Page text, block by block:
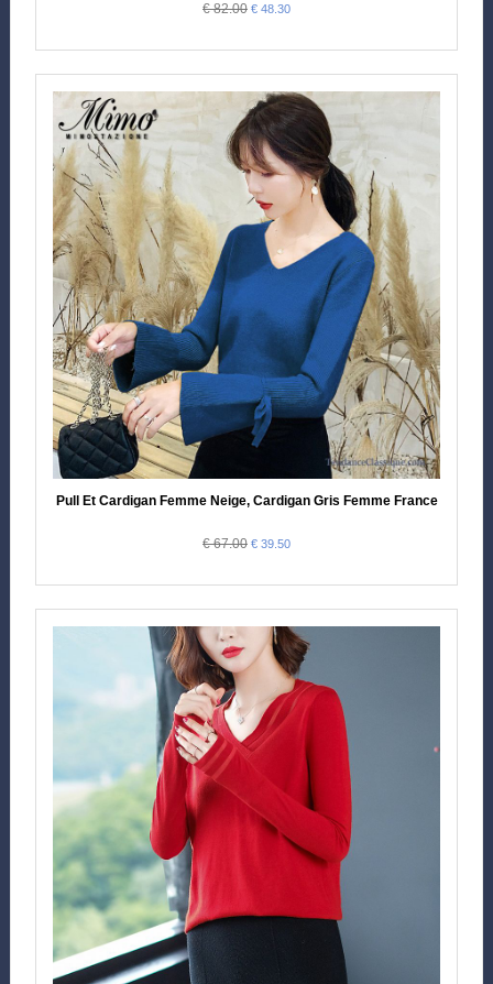
€ 82.00 € 48.30
Pull Et Cardigan Femme Neige, Cardigan Gris Femme France
€ 67.00 € 39.50